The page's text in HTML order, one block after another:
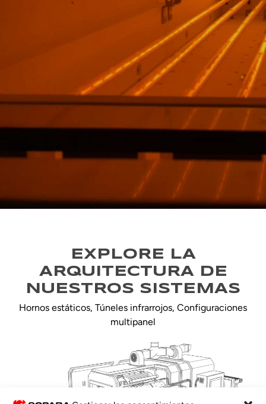
EXPLORE LA
ARQUITECTURA DE
NUESTROS SISTEMAS
Hornos estáticos, Túneles infrarrojos, Configuraciones
multipanel